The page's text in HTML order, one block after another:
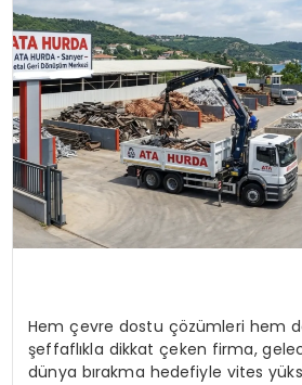
TEKNOLOJI
YAŞAM
Hem çevre dostu çözümleri hem
şeffaflıkla dikkat çeken firma,
dünya bırakma hedefiyle vites